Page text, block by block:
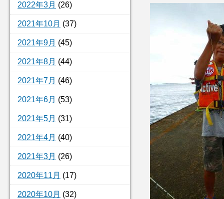
2022年3月 (26)
2021年10月 (37)
2021年9月 (45)
2021年8月 (44)
2021年7月 (46)
2021年6月 (53)
2021年5月 (31)
2021年4月 (40)
2021年3月 (26)
2020年11月 (17)
2020年10月 (32)